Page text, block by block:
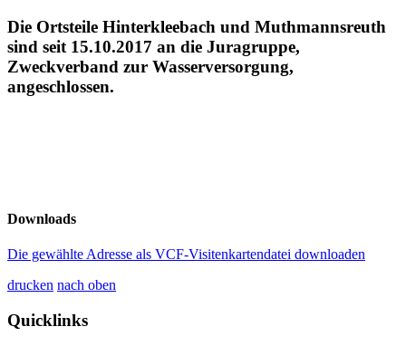
Die Ortsteile Hinterkleebach und Muthmannsreuth
sind seit 15.10.2017 an die Juragruppe,
Zweckverband zur Wasserversorgung,
angeschlossen.
Downloads
Die gewählte Adresse als VCF-Visitenkartendatei downloaden
drucken nach oben
Quicklinks